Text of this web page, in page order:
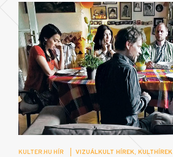
KULTER.HU HÍR VIZUÁLKULT HÍREK KULTHÍREK